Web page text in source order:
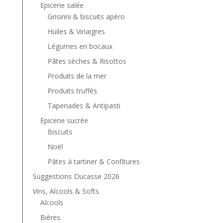
Epicerie salée
Grisinni & biscuits apéro
Huiles & Vinaigres
Légumes en bocaux
Pâtes sèches & Risottos
Produits de la mer
Produits truffés
Tapenades & Antipasti
Epicerie sucrée
Biscuits
Noël
Pâtes à tartiner & Confitures
Suggestions Ducasse 2026
Vins, Alcools & Softs
Alcools
Bières